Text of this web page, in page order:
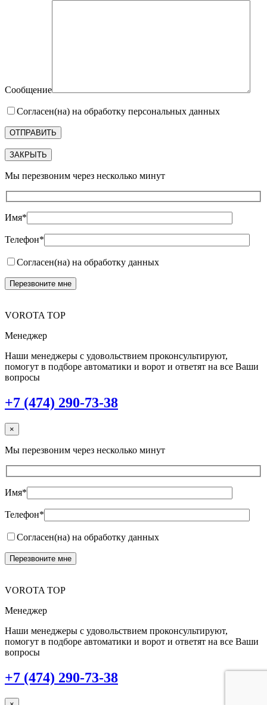
Сообщение
Согласен(на) на обработку персональных данных
ЗАКРЫТЬ
Мы перезвоним через несколько минут
Имя*
Телефон*
Согласен(на) на обработку данных
VOROTA TOP
Менеджер
Наши менеджеры с удовольствием проконсультируют,
помогут в подборе автоматики и ворот и ответят на все Ваши
вопросы
+7 (474) 290-73-38
×
Мы перезвоним через несколько минут
Имя*
Телефон*
Согласен(на) на обработку данных
VOROTA TOP
Менеджер
Наши менеджеры с удовольствием проконсультируют,
помогут в подборе автоматики и ворот и ответят на все Ваши
вопросы
+7 (474) 290-73-38